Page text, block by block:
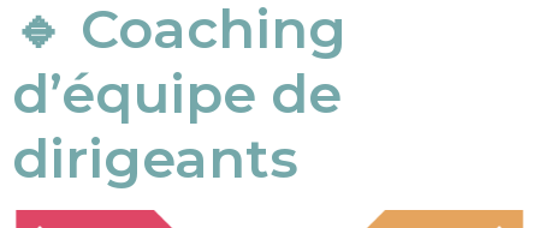
🔹 Coaching
d’équipe de
dirigeants